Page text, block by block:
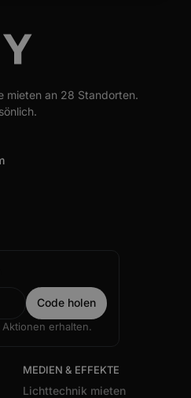
mieten an 28 Standorten.
erhalten.
MEDIEN & EFFEKTE
Lichttechnik mieten